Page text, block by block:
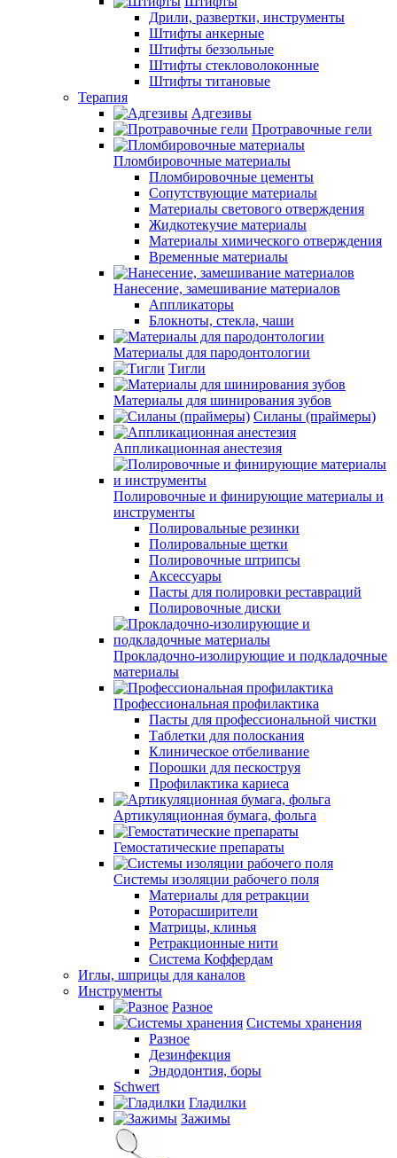
Дрили, развертки, инструменты
Штифты анкерные
Штифты беззольные
Штифты стекловолоконные
Штифты титановые
Терапия
Адгезивы
Протравочные гели
Пломбировочные материалы
Пломбировочные цементы
Сопутствующие материалы
Материалы светового отверждения
Жидкотекучие материалы
Материалы химического отверждения
Временные материалы
Нанесение, замешивание материалов
Аппликаторы
Блокноты, стекла, чаши
Материалы для пародонтологии
Тигли
Материалы для шинирования зубов
Силаны (праймеры)
Аппликационная анестезия
Полировочные и финирующие материалы и
инструменты
Полировальные резинки
Полировальные щетки
Полировочные штрипсы
Аксессуары
Пасты для полировки реставраций
Полировочные диски
Прокладочно-изолирующие и подкладочные
материалы
Профессиональная профилактика
Пасты для профессиональной чистки
Таблетки для полоскания
Клиническое отбеливание
Порошки для пескоструя
Профилактика кариеса
Артикуляционная бумага, фольга
Гемостатические препараты
Системы изоляции рабочего поля
Материалы для ретракции
Роторасширители
Матрицы, клинья
Ретракционные нити
Система Коффердам
Иглы, шприцы для каналов
Инструменты
Разное
Системы хранения
Разное
Дезинфекция
Эндодонтия, боры
Schwert
Гладилки
Зажимы